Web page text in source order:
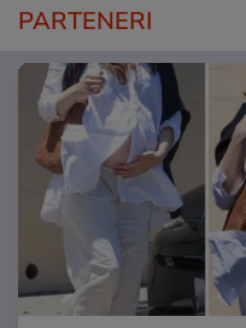
PARTENERI